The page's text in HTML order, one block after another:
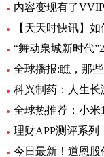
内容变现有了
【天天时快讯】
“舞动泉城新时代
全球播报:瞧，那
科兴制药：人生
全球热推荐：小米